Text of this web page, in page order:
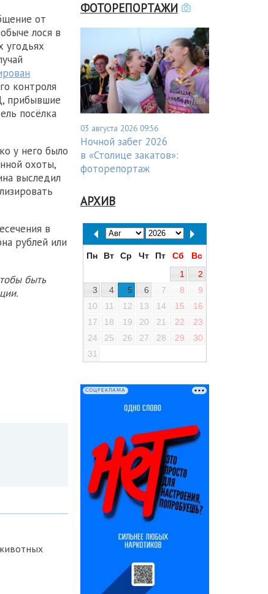
от
лося в
угодьях
контроля
прибывшие
посёлка
у него было
охоты,
выследил
в
рублей или
быть
ФОТОРЕПОРТАЖИ
03 августа 2026 09:56
Ночной забег 2026
в «Столице закатов»:
фоторепортаж
АРХИВ
Пн Вт Ср Чт Пт Сб
Вс
1
2
3
4 5 6 7 8
9
10
11 12 13 14 15
16
17
18 19 20 21 22
23
24
25 26 27 28 29
30
31
СОЦРЕКЛАМА